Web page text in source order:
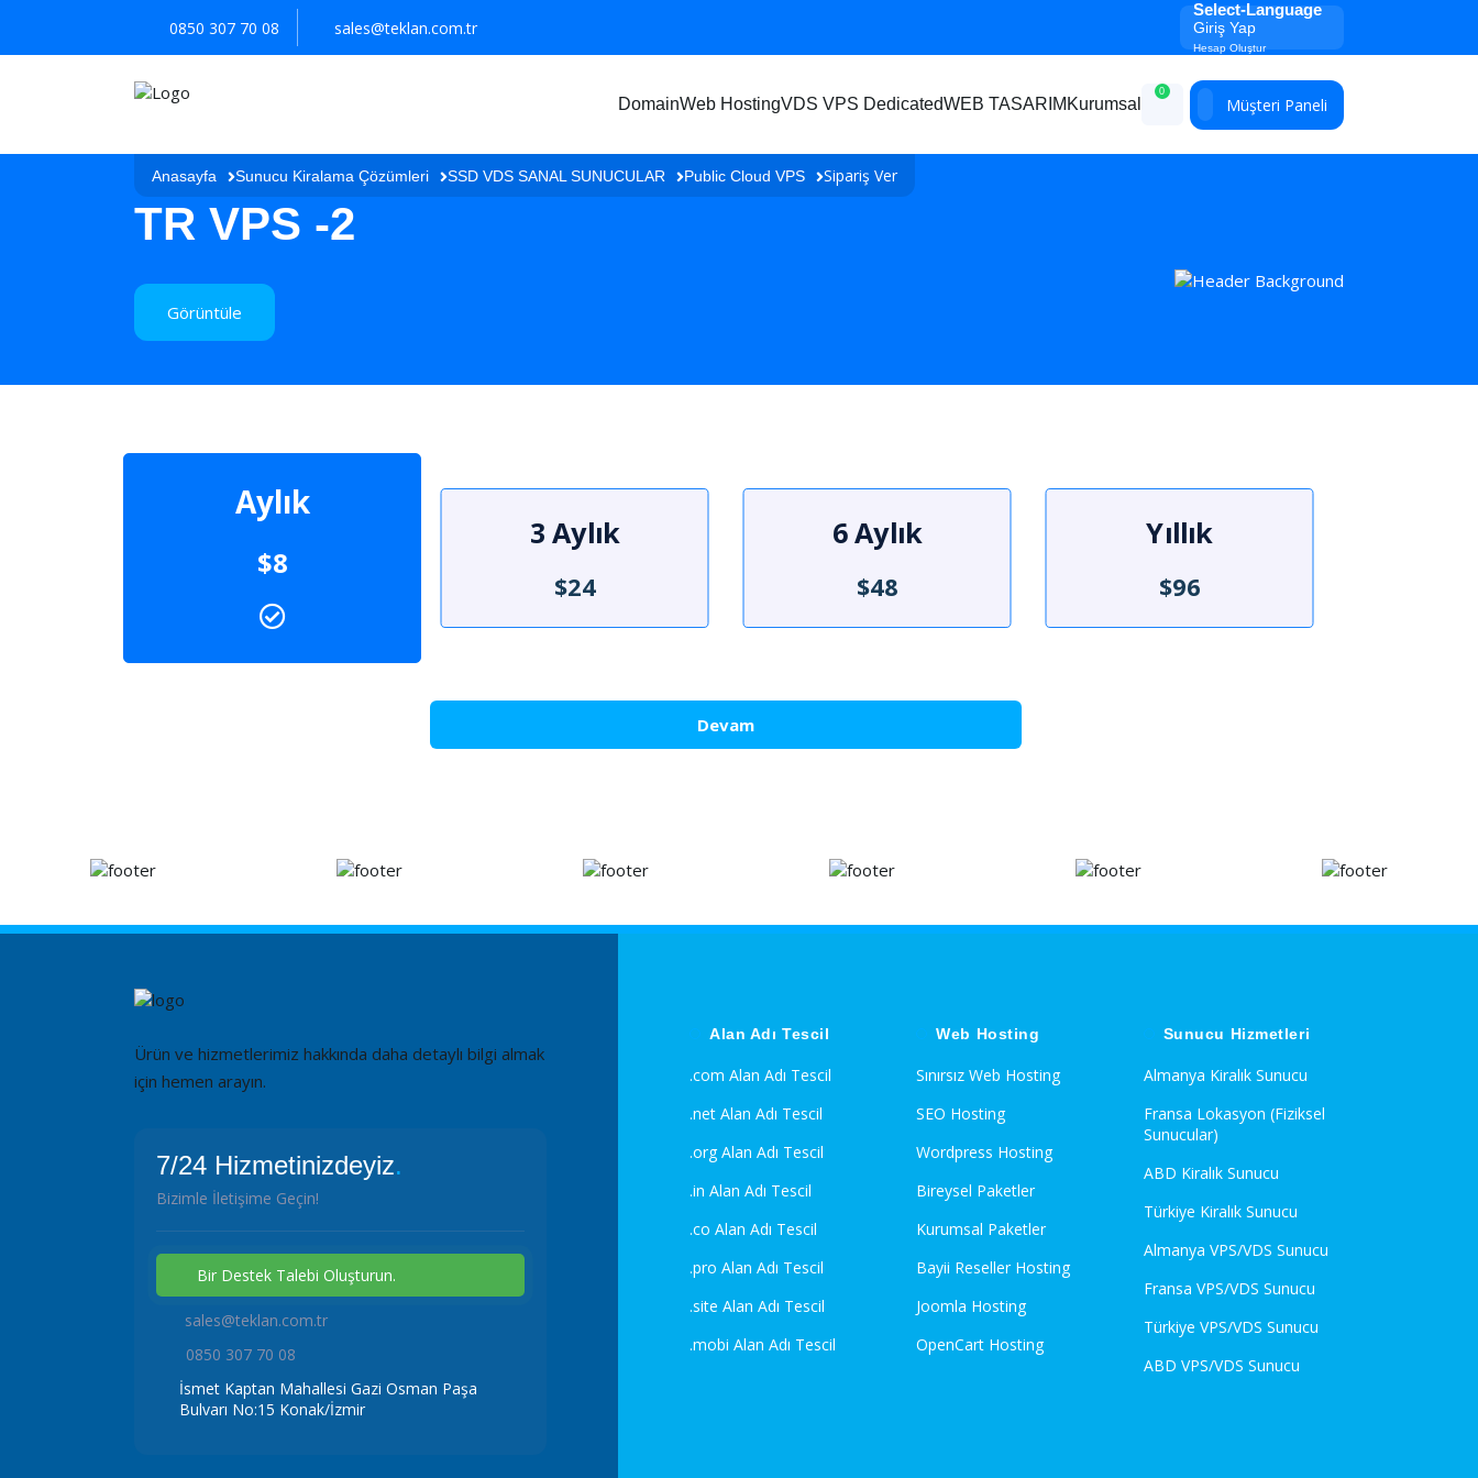
0850 307 70 08 sales@teklan.com.tr
Select-Language
Giriş Yap
Hesap Oluştur
DomainWeb HostingVDS VPS DedicatedWEB TASARIM Kurumsal
0
Müşteri Paneli
Anasayfa Sunucu Kiralama Çözümleri SSD VDS SANAL SUNUCULAR Public Cloud VPS Sipariş Ver
TR VPS -2
Görüntüle
Aylık
$8
3 Aylık
$24
6 Aylık
$48
Yıllık
$96
Devam
Ürün ve hizmetlerimiz hakkında daha detaylı bilgi almak
için hemen arayın.
7/24 Hizmetinizdeyiz.
Bizimle İletişime Geçin!
Bir Destek Talebi Oluşturun.
sales@teklan.com.tr
0850 307 70 08
İsmet Kaptan Mahallesi Gazi Osman Paşa
Bulvarı No:15 Konak/İzmir
Alan Adı Tescil
.com Alan Adı Tescil
.net Alan Adı Tescil
.org Alan Adı Tescil
.in Alan Adı Tescil
.co Alan Adı Tescil
.pro Alan Adı Tescil
.site Alan Adı Tescil
.mobi Alan Adı Tescil
Web Hosting
Sınırsız Web Hosting
SEO Hosting
Wordpress Hosting
Bireysel Paketler
Kurumsal Paketler
Bayii Reseller Hosting
Joomla Hosting
OpenCart Hosting
Sunucu Hizmetleri
Almanya Kiralık Sunucu
Fransa Lokasyon (Fiziksel
Sunucular)
ABD Kiralık Sunucu
Türkiye Kiralık Sunucu
Almanya VPS/VDS Sunucu
Fransa VPS/VDS Sunucu
Türkiye VPS/VDS Sunucu
ABD VPS/VDS Sunucu